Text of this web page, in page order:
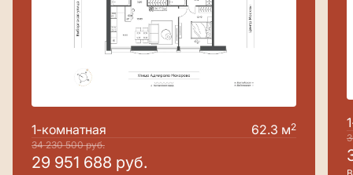
1-комнатная 62.3 м2
34 230 500руб.
29 951 688 руб.